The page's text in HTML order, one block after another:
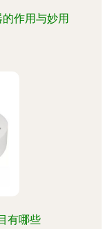
作用与妙用
有哪些